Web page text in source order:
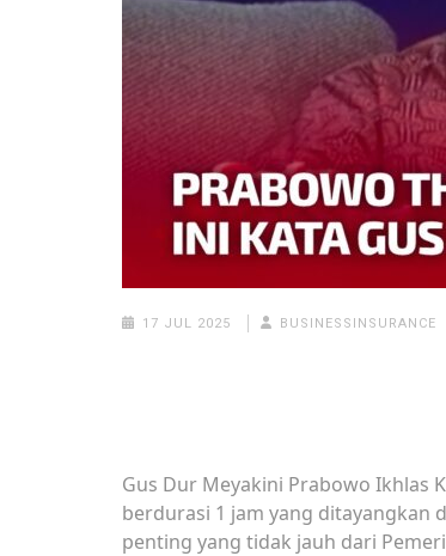
17 JUL 2025 BUSINESSINSURANCE
Gus Dur Meyakini Prabowo Ikhlas
berdurasi 1 jam yang ditayangkan
penting yang tidak jauh dari